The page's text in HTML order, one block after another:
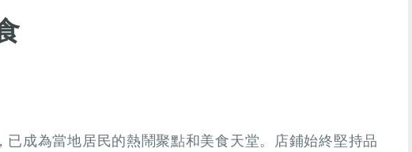
成為當地居民的熱鬧聚點和美食天堂。店鋪始終堅持品